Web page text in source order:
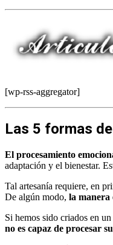
[wp-rss-aggregator]
Las 5 formas
El procesamiento
adaptación y el bienestar.
Tal artesanía requiere, en
De algún modo, la manera
Si hemos sido criados en
no es capaz de procesar